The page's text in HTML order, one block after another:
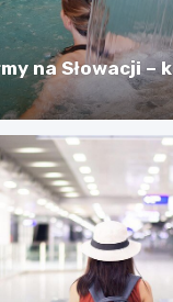
na Słowacji –